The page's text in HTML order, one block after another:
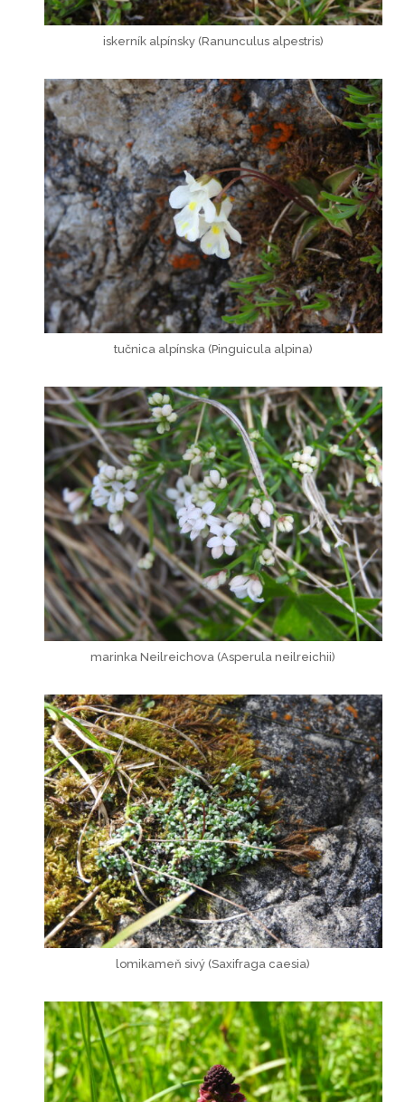
iskerník alpínsky (Ranunculus alpestris)
tučnica alpínska (Pinguicula alpina)
marinka Neilreichova (Asperula neilreichii)
lomikameň sivý (Saxifraga caesia)